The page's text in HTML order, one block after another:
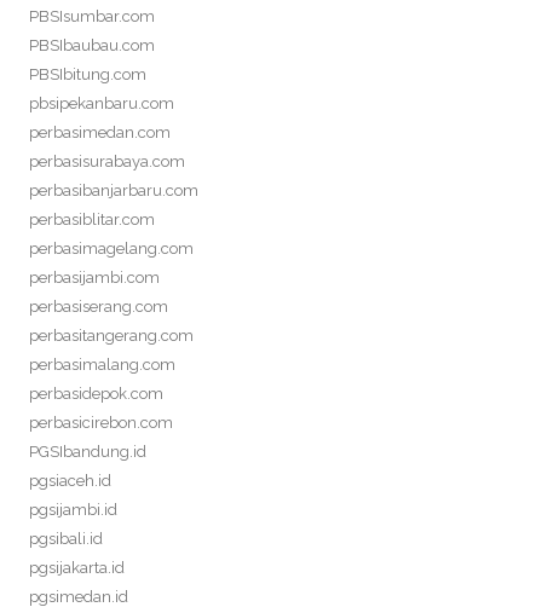
PBSIsumbar.com
PBSIbaubau.com
PBSIbitung.com
pbsipekanbaru.com
perbasimedan.com
perbasisurabaya.com
perbasibanjarbaru.com
perbasiblitar.com
perbasimagelang.com
perbasijambi.com
perbasiserang.com
perbasitangerang.com
perbasimalang.com
perbasidepok.com
perbasicirebon.com
PGSIbandung.id
pgsiaceh.id
pgsijambi.id
pgsibali.id
pgsijakarta.id
pgsimedan.id